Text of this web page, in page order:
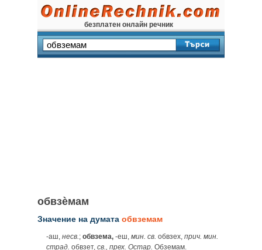
безплатен онлайн речник
обвзѐмам
Значение на думата обвземам
‑аш, несв.; обвзема, ‑еш, мин. св. обвзех, прич. мин.
страд. обвзет, св., прех. Остар. Обземам.